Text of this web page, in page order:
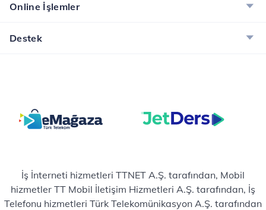
Online İşlemler
Destek
İş İnterneti hizmetleri TTNET A.Ş. tarafından, Mobil
hizmetler TT Mobil İletişim Hizmetleri A.Ş. tarafından, İş
Telefonu hizmetleri Türk Telekomünikasyon A.Ş. tarafından